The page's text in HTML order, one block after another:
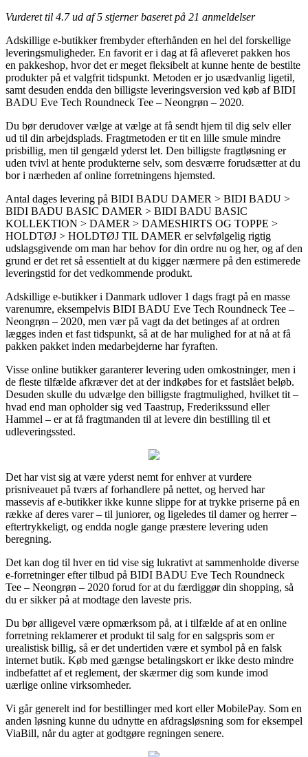
Vurderet til 4.7ud af 5 stjerner baseret på 21 anmeldelser
Adskillige e-butikker frembyder efterhånden en hel del forskellige
leveringsmuligheder. En favorit er i dag at få afleveret pakken hos
en pakkeshop, hvor det er meget fleksibelt at kunne hente de bestilte
produkter på et valgfrit tidspunkt. Metoden er jo usædvanlig ligetil,
samt desuden endda den billigste leveringsversion ved køb af BIDI
BADU Eve Tech Roundneck Tee – Neongrøn – 2020.
Du bør derudover vælge at vælge at få sendt hjem til dig selv eller
ud til din arbejdsplads. Fragtmetoden er tit en lille smule mindre
prisbillig, men til gengæld yderst let. Den billigste fragtløsning er
uden tvivl at hente produkterne selv, som desværre forudsætter at du
bor i nærheden af online forretningens hjemsted.
Antal dages levering på BIDI BADU DAMER > BIDI BADU >
BIDI BADU BASIC DAMER > BIDI BADU BASIC
KOLLEKTION > DAMER > DAMESHIRTS OG TOPPE >
HOLDTØJ > HOLDTØJ TIL DAMER er selvfølgelig rigtig
udslagsgivende om man har behov for din ordre nu og her, og af den
grund er det ret så essentielt at du kigger nærmere på den estimerede
leveringstid for det vedkommende produkt.
Adskillige e-butikker i Danmark udlover 1 dags fragt på en masse
varenumre, eksempelvis BIDI BADU Eve Tech Roundneck Tee –
Neongrøn – 2020, men vær på vagt da det betinges af at ordren
lægges inden et fast tidspunkt, så at de har mulighed for at nå at få
pakken pakket inden medarbejderne har fyraften.
Visse online butikker garanterer levering uden omkostninger, men i
de fleste tilfælde afkræver det at der indkøbes for et fastslået beløb.
Desuden skulle du udvælge den billigste fragtmulighed, hvilket tit –
hvad end man opholder sig ved Taastrup, Frederikssund eller
Hammel – er at få fragtmanden til at levere din bestilling til et
udleveringssted.
Det har vist sig at være yderst nemt for enhver at vurdere
prisniveauet på tværs af forhandlere på nettet, og herved har
massevis af e-butikker ikke kunne slippe for at trykke priserne på en
række af deres varer – til juniorer, og ligeledes til damer og herrer –
eftertrykkeligt, og endda nogle gange præstere levering uden
beregning.
Det kan dog til hver en tid vise sig lukrativt at sammenholde diverse
e-forretninger efter tilbud på BIDI BADU Eve Tech Roundneck
Tee – Neongrøn – 2020 forud for at du færdiggør din shopping, så
du er sikker på at modtage den laveste pris.
Du bør alligevel være opmærksom på, at i tilfælde af at en online
forretning reklamerer et produkt til salg for en salgspris som er
urealistisk billig, så er det undertiden være et symbol på en falsk
internet butik. Køb med gængse betalingskort er ikke desto mindre
indbefattet af et reglement, der skærmer dig som kunde imod
uærlige online virksomheder.
Vi går generelt ind for bestillinger med kort eller MobilePay. Som en
anden løsning kunne du udnytte en afdragsløsning som for eksempel
ViaBill, når du agter at godtgøre regningen senere.